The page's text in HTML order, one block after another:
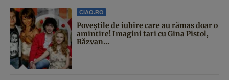
CIAO.RO
Poveştile de iubire care au rămas doar o
amintire! Imagini tari cu Gina Pistol,
Răzvan...